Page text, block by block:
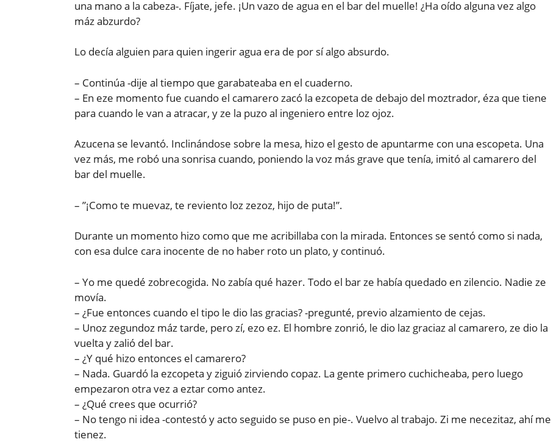
una mano a la cabeza-. Fíjate, jefe. ¡Un vazo de agua en el bar del muelle! ¿Ha oído alguna vez algo
máz abzurdo?
Lo decía alguien para quien ingerir agua era de por sí algo absurdo.
– Continúa -dije al tiempo que garabateaba en el cuaderno.
– En eze momento fue cuando el camarero zacó la ezcopeta de debajo del moztrador, éza que tiene
para cuando le van a atracar, y ze la puzo al ingeniero entre loz ojoz.
Azucena se levantó. Inclinándose sobre la mesa, hizo el gesto de apuntarme con una escopeta. Una
vez más, me robó una sonrisa cuando, poniendo la voz más grave que tenía, imitó al camarero del
bar del muelle.
– ”¡Como te muevaz, te reviento loz zezoz, hijo de puta!”.
Durante un momento hizo como que me acribillaba con la mirada. Entonces se sentó como si nada,
con esa dulce cara inocente de no haber roto un plato, y continuó.
– Yo me quedé zobrecogida. No zabía qué hazer. Todo el bar ze había quedado en zilencio. Nadie ze
movía.
– ¿Fue entonces cuando el tipo le dio las gracias? -pregunté, previo alzamiento de cejas.
– Unoz zegundoz máz tarde, pero zí, ezo ez. El hombre zonrió, le dio laz graciaz al camarero, ze dio la
vuelta y zalió del bar.
– ¿Y qué hizo entonces el camarero?
– Nada. Guardó la ezcopeta y ziguió zirviendo copaz. La gente primero cuchicheaba, pero luego
empezaron otra vez a eztar como antez.
– ¿Qué crees que ocurrió?
– No tengo ni idea -contestó y acto seguido se puso en pie-. Vuelvo al trabajo. Zi me necezitaz, ahí me
tienez.